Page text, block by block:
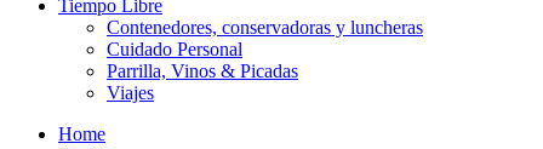
Tiempo Libre
Contenedores, conservadoras y luncheras
Cuidado Personal
Parrilla, Vinos & Picadas
Viajes
Home